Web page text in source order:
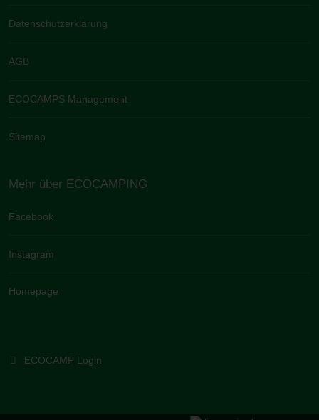
Datenschutzerklärung
AGB
ECOCAMPS Management
Sitemap
Mehr über ECOCAMPING
Facebook
Instagram
Homepage
ECOCAMP Login